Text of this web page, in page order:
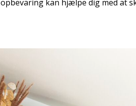
opbevaring kan hjælpe dig med at